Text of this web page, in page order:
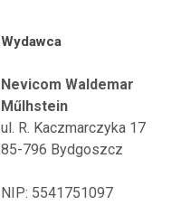
Wydawca
Nevicom Waldemar
Műlhstein
ul. R. Kaczmarczyka 17
85-796 Bydgoszcz
NIP: 5541751097